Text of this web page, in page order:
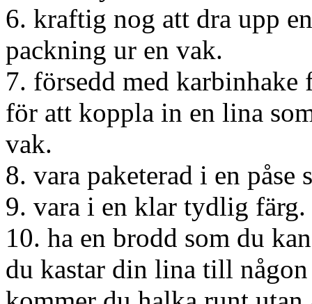
6. kraftig nog att dra upp
packning ur en vak.
7. försedd med
för att koppla in en lina
vak.
8. vara paketerad i en påse
9. vara i en klar tydlig färg.
10. ha en brodd som du
du kastar din lina till